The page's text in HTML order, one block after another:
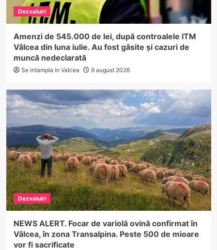
Dezvaluiri
Amenzi de 545.000 de lei, după controalele ITM
Vâlcea din luna iulie. Au fost găsite și cazuri de
muncă nedeclarată
Se intampla in Valcea 9 august 2026
Dezvaluiri
NEWS ALERT. Focar de variolă ovină confirmat în
Vâlcea, în zona Transalpina. Peste 500 de mioare
vor fi sacrificate